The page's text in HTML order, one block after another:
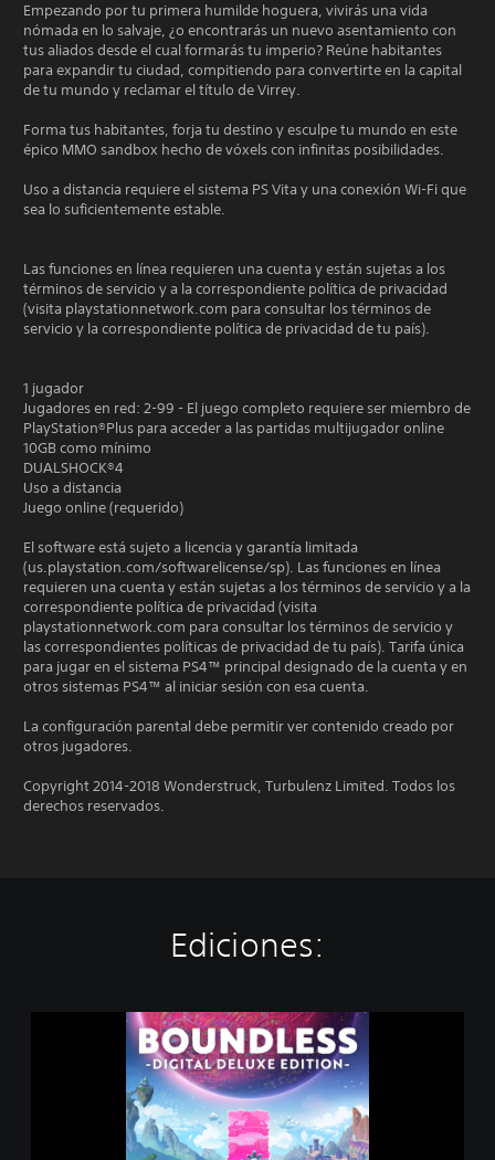
Empezando por tu primera humilde hoguera, vivirás una vida
nómada en lo salvaje, ¿o encontrarás un nuevo asentamiento con
tus aliados desde el cual formarás tu imperio? Reúne habitantes
para expandir tu ciudad, compitiendo para convertirte en la capital
de tu mundo y reclamar el título de Virrey.
Forma tus habitantes, forja tu destino y esculpe tu mundo en este
épico MMO sandbox hecho de vóxels con infinitas posibilidades.
Uso a distancia requiere el sistema PS Vita y una conexión Wi-Fi que
sea lo suficientemente estable.
Las funciones en línea requieren una cuenta y están sujetas a los
términos de servicio y a la correspondiente política de privacidad
(visita playstationnetwork.com para consultar los términos de
servicio y la correspondiente política de privacidad de tu país).
1 jugador
Jugadores en red: 2-99 - El juego completo requiere ser miembro de
PlayStation®Plus para acceder a las partidas multijugador online
10GB como mínimo
DUALSHOCK®4
Uso a distancia
Juego online (requerido)
El software está sujeto a licencia y garantía limitada
(us.playstation.com/softwarelicense/sp). Las funciones en línea
requieren una cuenta y están sujetas a los términos de servicio y a la
correspondiente política de privacidad (visita
playstationnetwork.com para consultar los términos de servicio y
las correspondientes políticas de privacidad de tu país). Tarifa única
para jugar en el sistema PS4™ principal designado de la cuenta y en
otros sistemas PS4™ al iniciar sesión con esa cuenta.
La configuración parental debe permitir ver contenido creado por
otros jugadores.
Copyright 2014-2018 Wonderstruck, Turbulenz Limited. Todos los
derechos reservados.
Ediciones: